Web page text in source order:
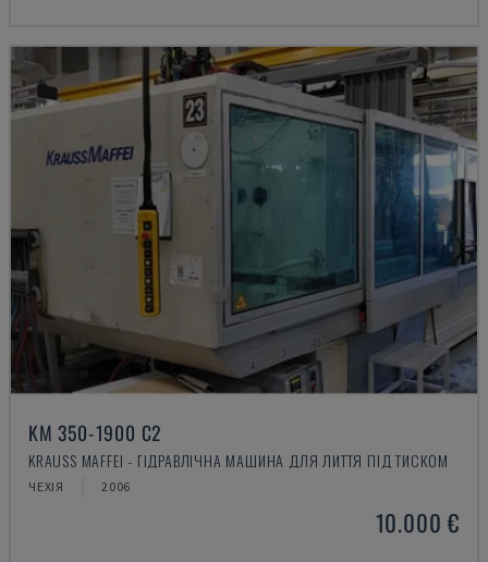
KM 350-1900 C2
KRAUSS MAFFEI - ГІДРАВЛІЧНА МАШИНА ДЛЯ ЛИТТЯ ПІД ТИСКОМ
ЧЕХІЯ 2006
10.000 €